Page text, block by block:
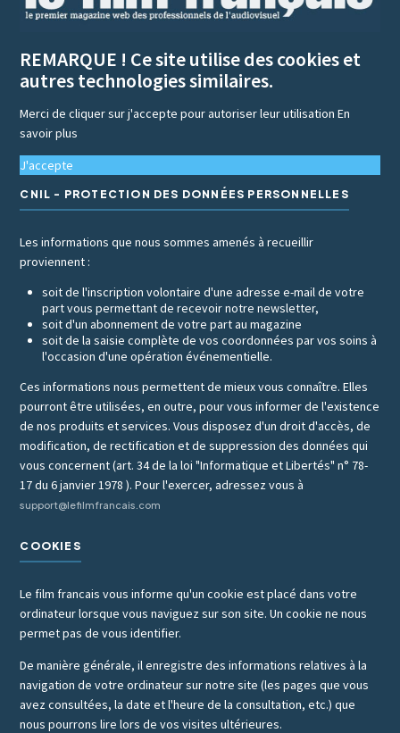
REMARQUE ! Ce site utilise des cookies et
autres technologies similaires.
Merci de cliquer sur j'accepte pour autoriser leur utilisationEn
savoir plus
J'accepte
CNIL - PROTECTION DES DONNÉES PERSONNELLES
Les informations que nous sommes amenés à recueillir
proviennent :
soit de l'inscription volontaire d'une adresse e-mail de votre
part vous permettant de recevoir notre newsletter,
soit d'un abonnement de votre part au magazine
soit de la saisie complète de vos coordonnées par vos soins à
l'occasion d'une opération événementielle.
Ces informations nous permettent de mieux vous connaître. Elles
pourront être utilisées, en outre, pour vous informer de l'existence
de nos produits et services. Vous disposez d'un droit d'accès, de
modification, de rectification et de suppression des données qui
vous concernent (art. 34 de la loi "Informatique et Libertés" n° 78-
17 du 6 janvier 1978 ). Pour l'exercer, adressez vous à
support@lefilmfrancais.com
COOKIES
Le film francais vous informe qu'un cookie est placé dans votre
ordinateur lorsque vous naviguez sur son site. Un cookie ne nous
permet pas de vous identifier.
De manière générale, il enregistre des informations relatives à la
navigation de votre ordinateur sur notre site (les pages que vous
avez consultées, la date et l'heure de la consultation, etc.) que
nous pourrons lire lors de vos visites ultérieures.